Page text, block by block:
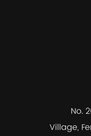
No.
Village,